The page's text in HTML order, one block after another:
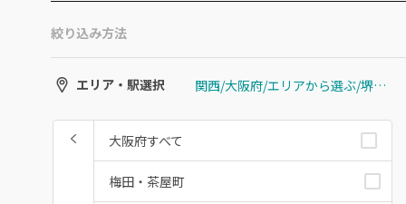
絞り込み方法
エリア・駅選択 関西/大阪府/エリアから選ぶ/堺・中百舌鳥
大阪府すべて
梅田・茶屋町